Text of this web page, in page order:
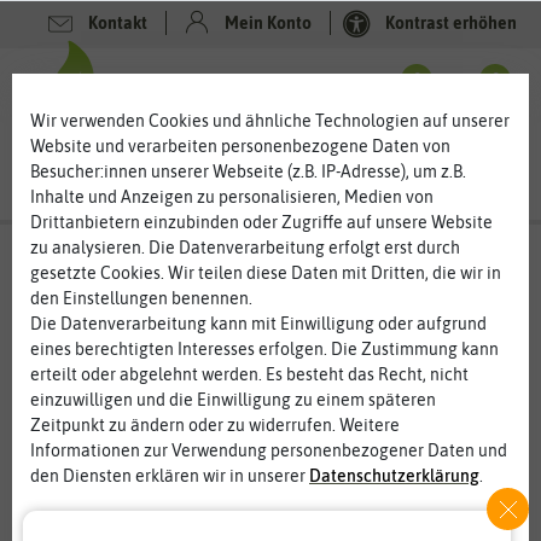
Kontakt Mein Konto Kontrast erhöhen
0 0
-50%
Wir verwenden Cookies und ähnliche Technologien auf unserer
Website und verarbeiten personenbezogene Daten von
Besucher:innen unserer Webseite (z.B. IP-Adresse), um z.B.
Inhalte und Anzeigen zu personalisieren, Medien von
Drittanbietern einzubinden oder Zugriffe auf unsere Website
zu analysieren. Die Datenverarbeitung erfolgt erst durch
gesetzte Cookies. Wir teilen diese Daten mit Dritten, die wir in
den Einstellungen benennen.
Die Datenverarbeitung kann mit Einwilligung oder aufgrund
eines berechtigten Interesses erfolgen. Die Zustimmung kann
erteilt oder abgelehnt werden. Es besteht das Recht, nicht
einzuwilligen und die Einwilligung zu einem späteren
Zeitpunkt zu ändern oder zu widerrufen. Weitere
Informationen zur Verwendung personenbezogener Daten und
den Diensten erklären wir in unserer Daten­schutz­erklärung.